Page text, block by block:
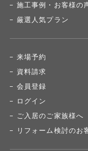
施工事例・お客様の
厳選人気プラン
来場予約
資料請求
会員登録
ログイン
ご入居のご家族様へ
リフォーム検討のお